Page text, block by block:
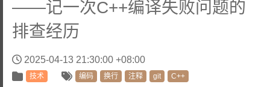
——记一次C++编译失败问题的
排查经历
2025-04-13 21:30:00 +08:00
技术 编码 换行 注释 git C++